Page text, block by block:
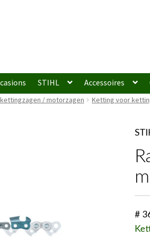
STIHL Accessoires
/ motorzagen Ketting voor
#